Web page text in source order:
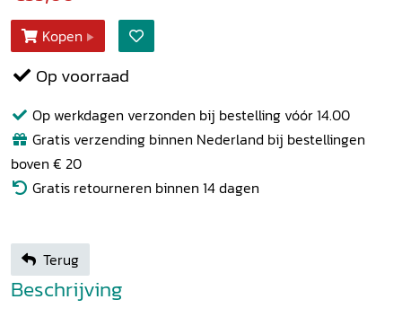
Kopen
Op voorraad
Op werkdagen verzonden bij bestelling vóór 14.00
Gratis verzending binnen Nederland bij bestellingen
boven € 20
Gratis retourneren binnen 14 dagen
Terug
Beschrijving